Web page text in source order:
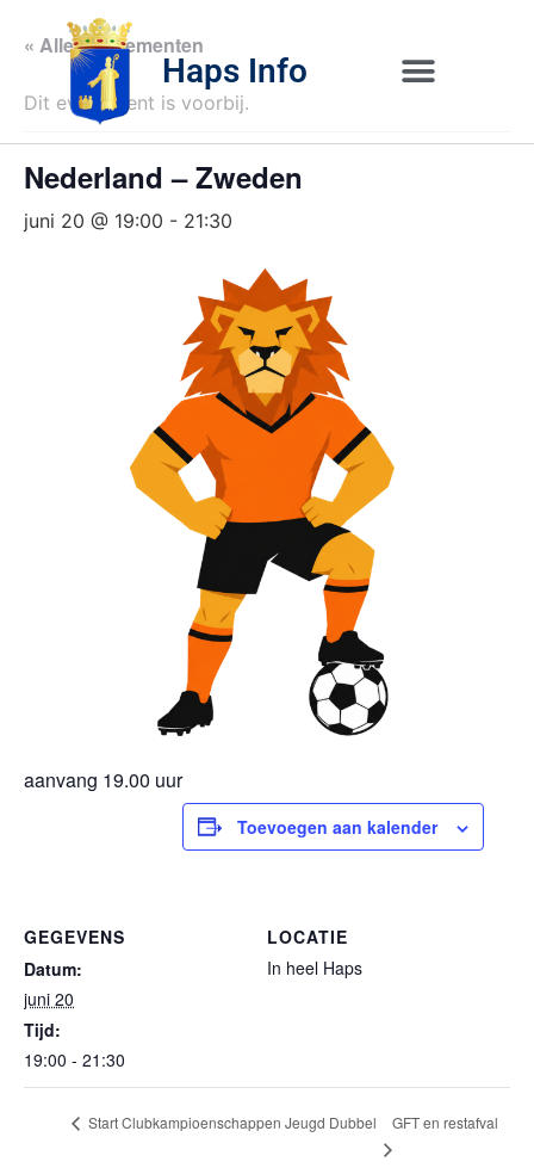
Haps Info
« Alle Evenementen
Dit evenement is voorbij.
Nederland – Zweden
juni 20 @ 19:00 - 21:30
aanvang 19.00 uur
Toevoegen aan kalender
GEGEVENS
Datum:
juni 20
Tijd:
19:00 - 21:30
LOCATIE
In heel Haps
Start Clubkampioenschappen Jeugd Dubbel GFT en restafval